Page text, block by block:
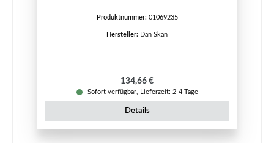
Produktnummer: 01069235
Hersteller: Dan Skan
Regulärer Preis:
134,66 €
Sofort verfügbar, Lieferzeit: 2-4 Tage
Details